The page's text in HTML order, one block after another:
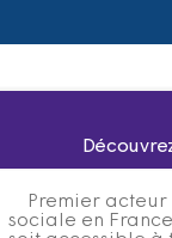
Premier
sociale en